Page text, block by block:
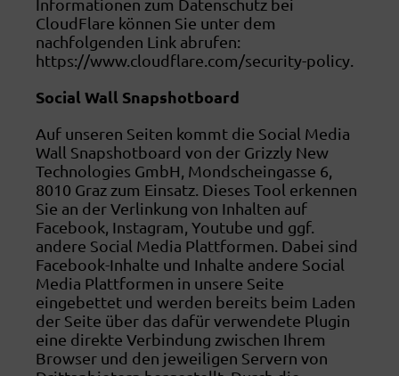
Informationen zum Datenschutz bei
CloudFlare können Sie unter dem
nachfolgenden Link abrufen:
https://www.cloudflare.com/security-policy.
Social Wall Snapshotboard
Auf unseren Seiten kommt die Social Media
Wall Snapshotboard von der Grizzly New
Technologies GmbH, Mondscheingasse 6,
8010 Graz zum Einsatz. Dieses Tool erkennen
Sie an der Verlinkung von Inhalten auf
Facebook, Instagram, Youtube und ggf.
andere Social Media Plattformen. Dabei sind
Facebook-Inhalte und Inhalte andere Social
Media Plattformen in unsere Seite
eingebettet und werden bereits beim Laden
der Seite über das dafür verwendete Plugin
eine direkte Verbindung zwischen Ihrem
Browser und den jeweiligen Servern von